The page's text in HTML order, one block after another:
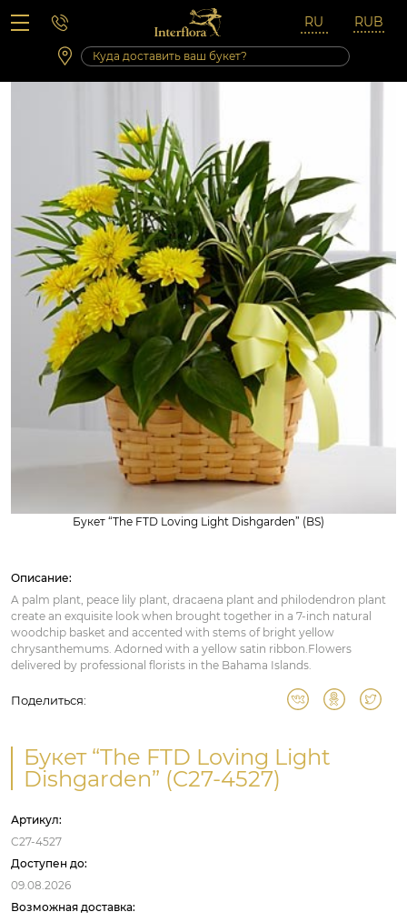
Вопросы-ответы
Сб 10:00 ‐ 14:00
Выходные и праздничные дни
Букет “The FTD Loving Light Dishgarden” (BS)
Описание:
A palm plant, peace lily plant, dracaena plant and philodendron plant
create an exquisite look when brought together in a 7-inch natural
woodchip basket and accented with stems of bright yellow
chrysanthemums. Adorned with a yellow satin ribbon.Flowers
delivered by professional florists in the Bahama Islands.
Поделиться:
Букет “The FTD Loving Light
Dishgarden” (C27-4527)
Артикул:
C27-4527
Доступен до:
09.08.2026
Возможная доставка: